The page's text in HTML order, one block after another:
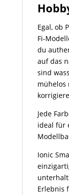
Egal, ob
Fi-
du
auf das
sind
mühelos
Jede
ideal für
Ionic
Erlebnis